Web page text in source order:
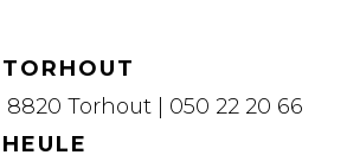
8820 Torhout | 050 22 20 66